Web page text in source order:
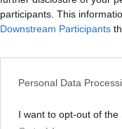
participants. This
Downstream Participants
Personal Data
I want to opt-out of the
Πυροβολισμοί
Τουρκία